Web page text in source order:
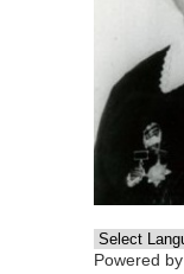
Powered by